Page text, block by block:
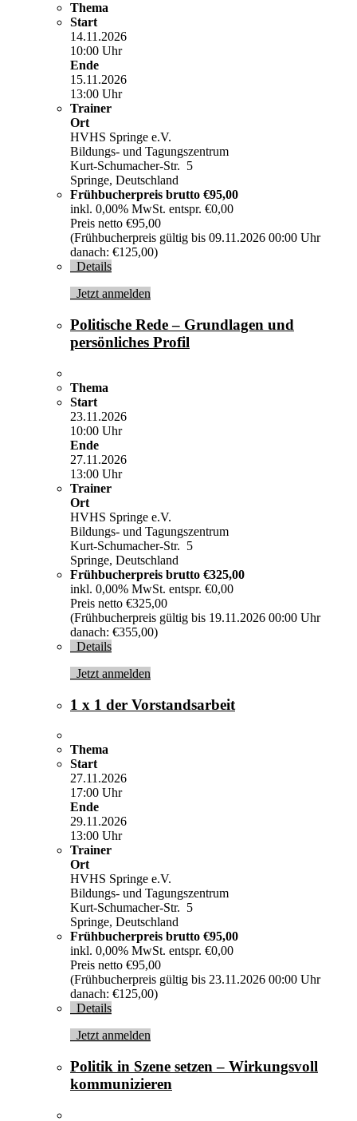
Thema
Start
14.11.2026
10:00 Uhr
Ende
15.11.2026
13:00 Uhr
Trainer
Ort
HVHS Springe e.V.
Bildungs- und Tagungszentrum
Kurt-Schumacher-Str. 5
Springe, Deutschland
Frühbucherpreis brutto €95,00
inkl. 0,00% MwSt. entspr. €0,00
Preis netto €95,00
(Frühbucherpreis gültig bis 09.11.2026 00:00 Uhr
danach: €125,00)
Details
Jetzt anmelden
Politische Rede – Grundlagen und
persönliches Profil
Thema
Start
23.11.2026
10:00 Uhr
Ende
27.11.2026
13:00 Uhr
Trainer
Ort
HVHS Springe e.V.
Bildungs- und Tagungszentrum
Kurt-Schumacher-Str. 5
Springe, Deutschland
Frühbucherpreis brutto €325,00
inkl. 0,00% MwSt. entspr. €0,00
Preis netto €325,00
(Frühbucherpreis gültig bis 19.11.2026 00:00 Uhr
danach: €355,00)
Details
Jetzt anmelden
1 x 1 der Vorstandsarbeit
Thema
Start
27.11.2026
17:00 Uhr
Ende
29.11.2026
13:00 Uhr
Trainer
Ort
HVHS Springe e.V.
Bildungs- und Tagungszentrum
Kurt-Schumacher-Str. 5
Springe, Deutschland
Frühbucherpreis brutto €95,00
inkl. 0,00% MwSt. entspr. €0,00
Preis netto €95,00
(Frühbucherpreis gültig bis 23.11.2026 00:00 Uhr
danach: €125,00)
Details
Jetzt anmelden
Politik in Szene setzen – Wirkungsvoll
kommunizieren